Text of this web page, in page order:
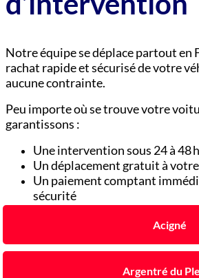
Notre équipe se déplace partout en
rachat rapide et sécurisé de votre
aucune contrainte.
Peu importe où se trouve votre
garantissons :
Une intervention sous 24 à 48
Un déplacement gratuit à
Un paiement comptant
sécurité
Acigné
Argentré du